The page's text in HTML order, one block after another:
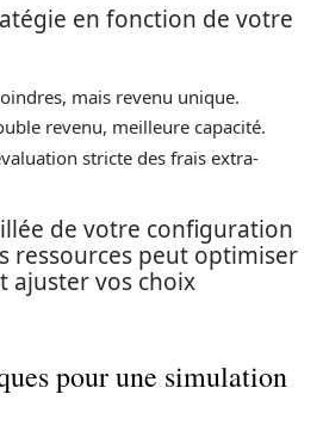
en fonction de votre
mais revenu unique.
revenu, meilleure capacité.
stricte des frais extra-
de votre configuration
ressources peut optimiser
ajuster vos choix
pour une simulation